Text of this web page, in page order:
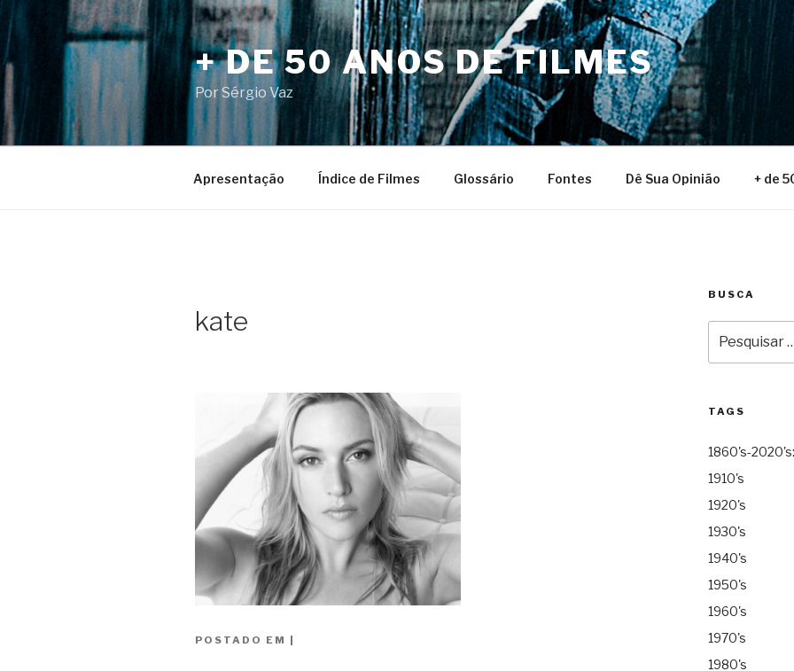
para
o
conteúdo
+ DE 50 ANOS DE FILMES
Por Sérgio Vaz
Apresentação Índice de Filmes Glossário Fontes Dê Sua Opinião + de
kate
POSTADO EM
BUSCA
por:
TAGS
1860's-
1910's
1920's
1930's
1940's
1950's
1960's
1970's
1980's